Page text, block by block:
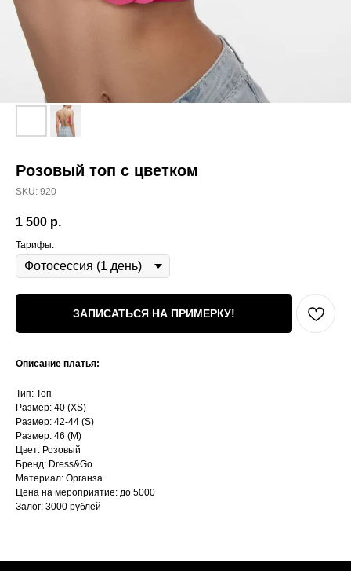
Розовый топ с цветком
SKU: 920
1 500 р.
Тарифы:
ЗАПИСАТЬСЯ НА ПРИМЕРКУ!
Описание платья:
Тип: Топ
Размер: 40 (XS)
Размер: 42-44 (S)
Размер: 46 (М)
Цвет: Розовый
Бренд: Dress&Go
Материал: Органза
Цена на мероприятие: до 5000
Залог: 3000 рублей